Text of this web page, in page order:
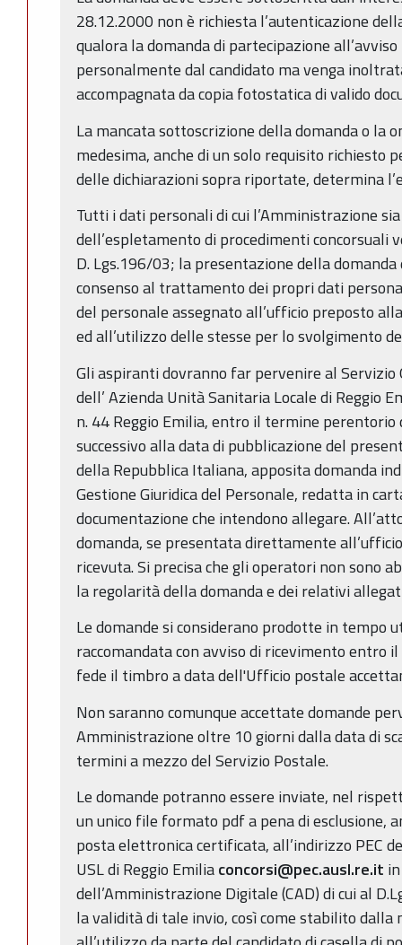
28.12.2000 non è richiesta l’autenticazione
qualora la domanda di partecipazione
personalmente dal candidato ma venga
accompagnata da copia fotostatica di valido
La mancata sottoscrizione della domanda o la
medesima, anche di un solo requisito richiesto
delle dichiarazioni sopra riportate, determina
Tutti i dati personali di cui l’Amministrazione
dell’espletamento di procedimenti
D. Lgs.196/03; la presentazione della
consenso al trattamento dei propri dati
del personale assegnato all’ufficio preposto
ed all’utilizzo delle stesse per lo svolgimento
Gli aspiranti dovranno far pervenire al Servizio
dell’ Azienda Unità Sanitaria Locale di Reggio
n. 44 Reggio Emilia, entro il termine
successivo alla data di pubblicazione del
della Repubblica Italiana, apposita domanda
Gestione Giuridica del Personale, redatta in
documentazione che intendono allegare.
domanda, se presentata direttamente
ricevuta. Si precisa che gli operatori non sono
la regolarità della domanda e dei relativi
Le domande si considerano prodotte in tempo
raccomandata con avviso di ricevimento entro
fede il timbro a data dell'Ufficio postale
Non saranno comunque accettate domande
Amministrazione oltre 10 giorni dalla data di
termini a mezzo del Servizio Postale.
Le domande potranno essere inviate, nel
un unico file formato pdf a pena di esclusione,
posta elettronica certificata, all’indirizzo PEC
USL di Reggio Emiliaconcorsi@pec.ausl.re.it
dell’Amministrazione Digitale (CAD) di cui al
la validità di tale invio, così come stabilito